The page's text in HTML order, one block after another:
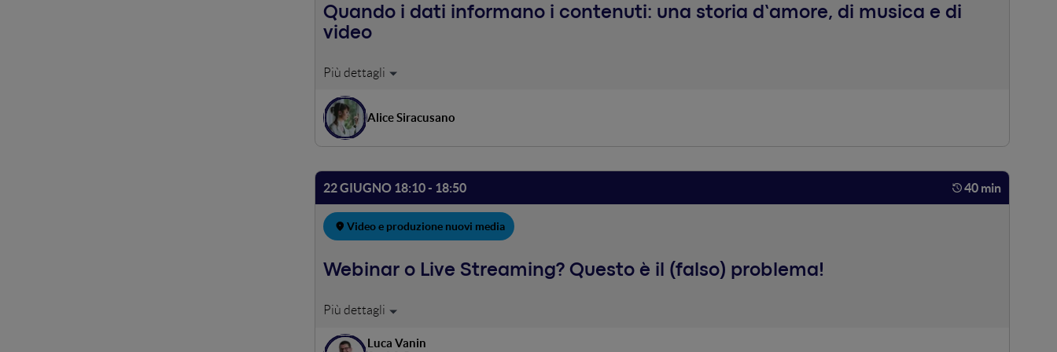
Quando i dati informano i contenuti: una storia d’amore, di musica e di
video
Come l’analisi dei dati e la narrazione d’autore unite in modo armonico in un linguaggio video, possono contribuire a rafforzare
musica (COSMO).
Alice Siracusano
22 GIUGNO 18:10 - 18:50 40 min
Video e produzione nuovi media
Webinar o Live Streaming? Questo è il (falso) problema!
Diretta online: il modo migliore per entrare in contatto con nuove persone, trasformarle in clienti e costruire (o coltivare) la tua
scelta dello strumento più adatto alle tue esigenze fornendo una risposta pratica e concreta alle seguenti domande: quando
Luca Vanin